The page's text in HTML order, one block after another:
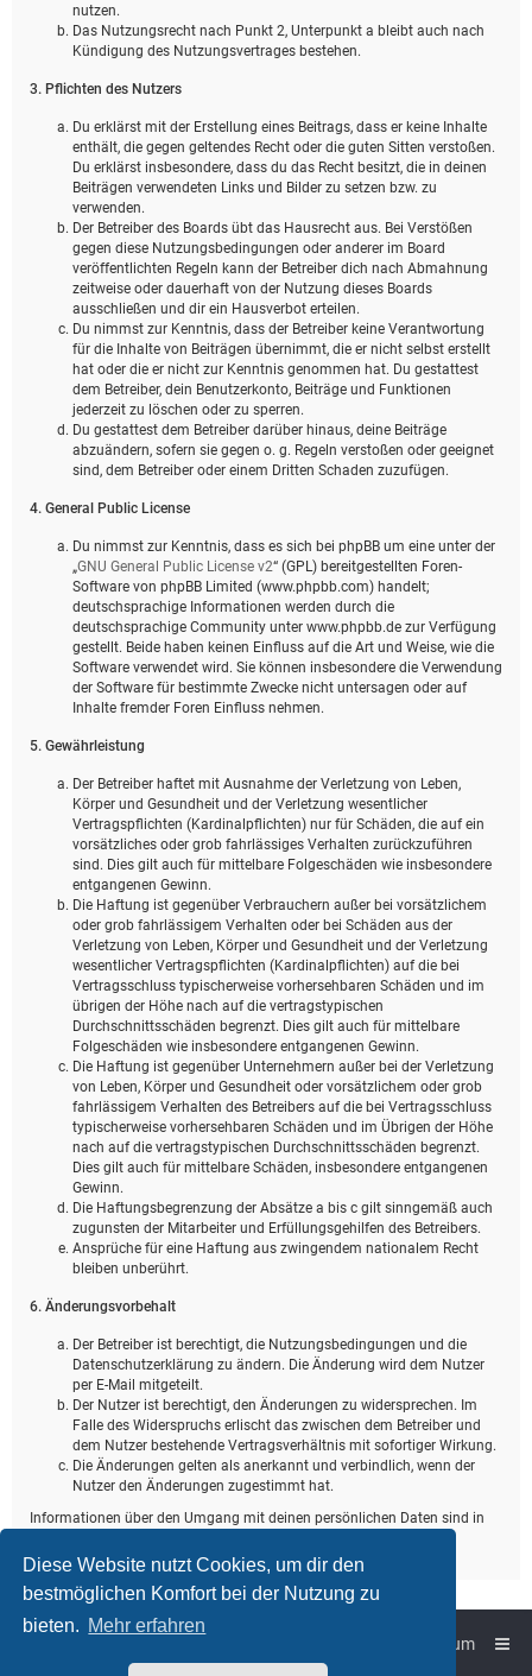
Diese Website nutzt Cookies, um dir den
bestmöglichen Komfort bei der Nutzung zu
bieten. Mehr erfahren
nutzen.
Das Nutzungsrecht nach Punkt 2, Unterpunkt a bleibt auch nach
Kündigung des Nutzungsvertrages bestehen.
3. Pflichten des Nutzers
Du erklärst mit der Erstellung eines Beitrags, dass er keine Inhalte
enthält, die gegen geltendes Recht oder die guten Sitten verstoßen.
Du erklärst insbesondere, dass du das Recht besitzt, die in deinen
Beiträgen verwendeten Links und Bilder zu setzen bzw. zu
verwenden.
Der Betreiber des Boards übt das Hausrecht aus. Bei Verstößen
gegen diese Nutzungsbedingungen oder anderer im Board
veröffentlichten Regeln kann der Betreiber dich nach Abmahnung
zeitweise oder dauerhaft von der Nutzung dieses Boards
ausschließen und dir ein Hausverbot erteilen.
Du nimmst zur Kenntnis, dass der Betreiber keine Verantwortung
für die Inhalte von Beiträgen übernimmt, die er nicht selbst erstellt
hat oder die er nicht zur Kenntnis genommen hat. Du gestattest
dem Betreiber, dein Benutzerkonto, Beiträge und Funktionen
jederzeit zu löschen oder zu sperren.
Du gestattest dem Betreiber darüber hinaus, deine Beiträge
abzuändern, sofern sie gegen o. g. Regeln verstoßen oder geeignet
sind, dem Betreiber oder einem Dritten Schaden zuzufügen.
4. General Public License
Du nimmst zur Kenntnis, dass es sich bei phpBB um eine unter der
„GNU General Public License v2“ (GPL) bereitgestellten Foren-
Software von phpBB Limited (www.phpbb.com) handelt;
deutschsprachige Informationen werden durch die
deutschsprachige Community unter www.phpbb.de zur Verfügung
gestellt. Beide haben keinen Einfluss auf die Art und Weise, wie die
Software verwendet wird. Sie können insbesondere die Verwendung
der Software für bestimmte Zwecke nicht untersagen oder auf
Inhalte fremder Foren Einfluss nehmen.
5. Gewährleistung
Der Betreiber haftet mit Ausnahme der Verletzung von Leben,
Körper und Gesundheit und der Verletzung wesentlicher
Vertragspflichten (Kardinalpflichten) nur für Schäden, die auf ein
vorsätzliches oder grob fahrlässiges Verhalten zurückzuführen
sind. Dies gilt auch für mittelbare Folgeschäden wie insbesondere
entgangenen Gewinn.
Die Haftung ist gegenüber Verbrauchern außer bei vorsätzlichem
oder grob fahrlässigem Verhalten oder bei Schäden aus der
Verletzung von Leben, Körper und Gesundheit und der Verletzung
wesentlicher Vertragspflichten (Kardinalpflichten) auf die bei
Vertragsschluss typischerweise vorhersehbaren Schäden und im
übrigen der Höhe nach auf die vertragstypischen
Durchschnittsschäden begrenzt. Dies gilt auch für mittelbare
Folgeschäden wie insbesondere entgangenen Gewinn.
Die Haftung ist gegenüber Unternehmern außer bei der Verletzung
von Leben, Körper und Gesundheit oder vorsätzlichem oder grob
fahrlässigem Verhalten des Betreibers auf die bei Vertragsschluss
typischerweise vorhersehbaren Schäden und im Übrigen der Höhe
nach auf die vertragstypischen Durchschnittsschäden begrenzt.
Dies gilt auch für mittelbare Schäden, insbesondere entgangenen
Gewinn.
Die Haftungsbegrenzung der Absätze a bis c gilt sinngemäß auch
zugunsten der Mitarbeiter und Erfüllungsgehilfen des Betreibers.
Ansprüche für eine Haftung aus zwingendem nationalem Recht
bleiben unberührt.
6. Änderungsvorbehalt
Der Betreiber ist berechtigt, die Nutzungsbedingungen und die
Datenschutzerklärung zu ändern. Die Änderung wird dem Nutzer
per E-Mail mitgeteilt.
Der Nutzer ist berechtigt, den Änderungen zu widersprechen. Im
Falle des Widerspruchs erlischt das zwischen dem Betreiber und
dem Nutzer bestehende Vertragsverhältnis mit sofortiger Wirkung.
Die Änderungen gelten als anerkannt und verbindlich, wenn der
Nutzer den Änderungen zugestimmt hat.
Informationen über den Umgang mit deinen persönlichen Daten sind in
Impressum